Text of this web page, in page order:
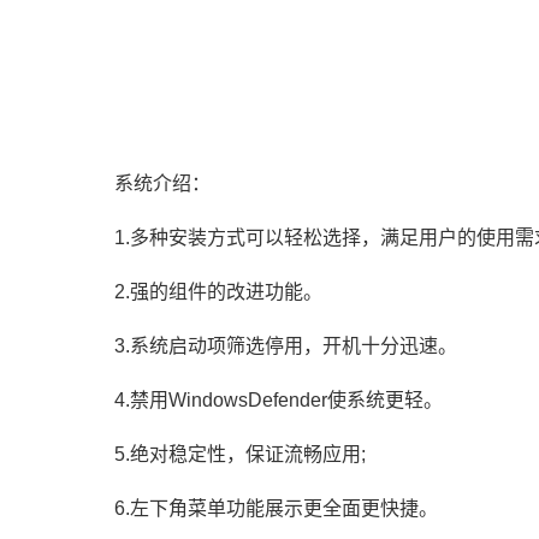
系统介绍：
1.多种安装方式可以轻松选择，满足用户的使用需
2.强的组件的改进功能。
3.系统启动项筛选停用，开机十分迅速。
4.禁用WindowsDefender使系统更轻。
5.绝对稳定性，保证流畅应用;
6.左下角菜单功能展示更全面更快捷。